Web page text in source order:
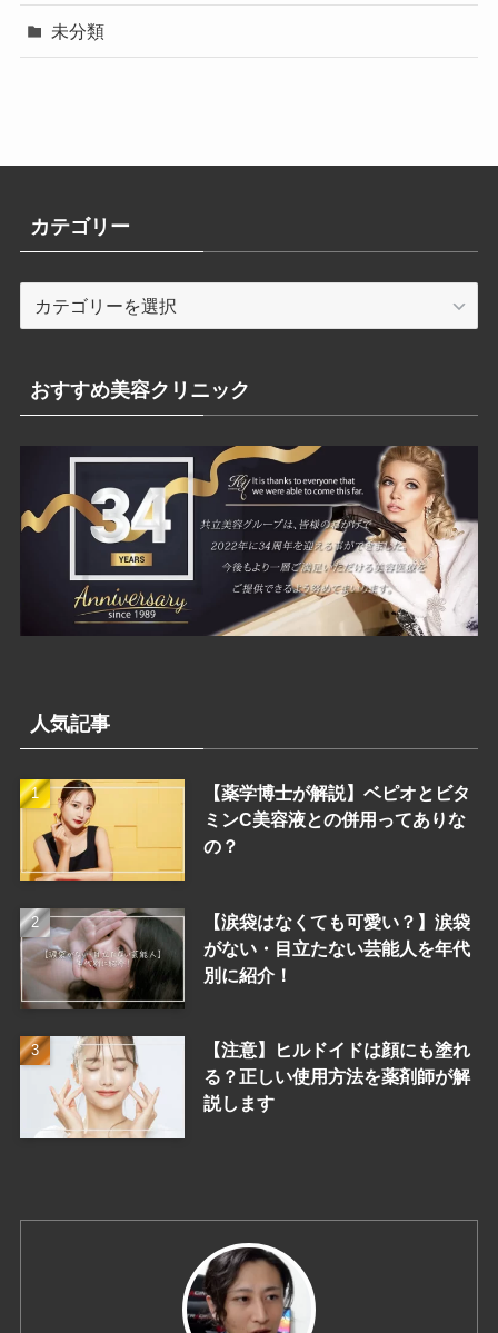
未分類
カテゴリー
テ
リ
ー
おすすめ美容クリニック
人気記事
【薬学博士が解説】ベピオとビタ
ミンC美容液との併用ってありな
の？
【涙袋はなくても可愛い？】涙袋
がない・目立たない芸能人を年代
別に紹介！
【注意】ヒルドイドは顔にも塗れ
る？正しい使用方法を薬剤師が解
説します